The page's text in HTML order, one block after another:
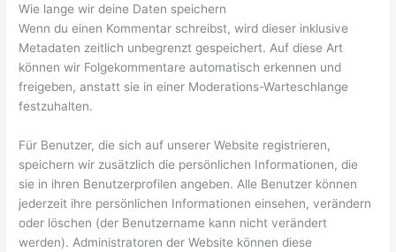
Wie lange wir deine Daten speichern
Wenn du einen Kommentar schreibst, wird dieser inklusive
Metadaten zeitlich unbegrenzt gespeichert. Auf diese Art
können wir Folgekommentare automatisch erkennen und
freigeben, anstatt sie in einer Moderations-Warteschlange
festzuhalten.
Für Benutzer, die sich auf unserer Website registrieren,
speichern wir zusätzlich die persönlichen Informationen, die
sie in ihren Benutzerprofilen angeben. Alle Benutzer können
jederzeit ihre persönlichen Informationen einsehen, verändern
oder löschen (der Benutzername kann nicht verändert
werden). Administratoren der Website können diese